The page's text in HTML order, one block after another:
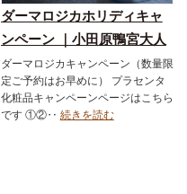
ダーマロジカホリディキャ
ンペーン ｜小田原鴨宮大人
のお肌の改善スキンケアシ
ョップ＆エステサロン｜ダ
ーマロジカ｜お得なメニュ
ダーマロジカキャンペーン（数量限
定ご予約はお早めに） プラセンタ
化粧品キャンペーンページはこちら
です ①②‥ 続きを読む